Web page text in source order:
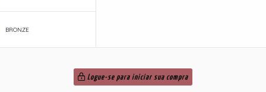
BRONZE
Logue-se para iniciar sua compra